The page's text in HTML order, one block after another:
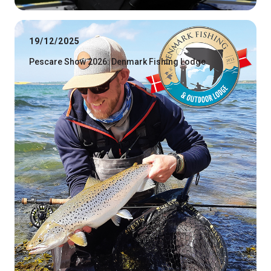
19/12/2025
Pescare Show 2026: Denmark Fishing Lodge